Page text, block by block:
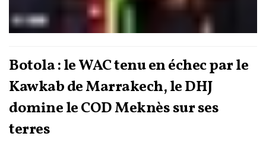
Botola : le WAC tenu en échec par le
Kawkab de Marrakech, le DHJ
domine le COD Meknès sur ses
terres